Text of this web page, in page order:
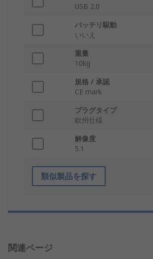
USB 2.0
バッテリ駆動
いいえ
重量
10kg
規格 / 承認
CE mark
プラグタイプ
欧州仕様
解像度
5.1
類似製品を探す
関連ページ